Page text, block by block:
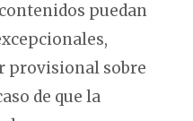
puedan
provisional sobre
de que la